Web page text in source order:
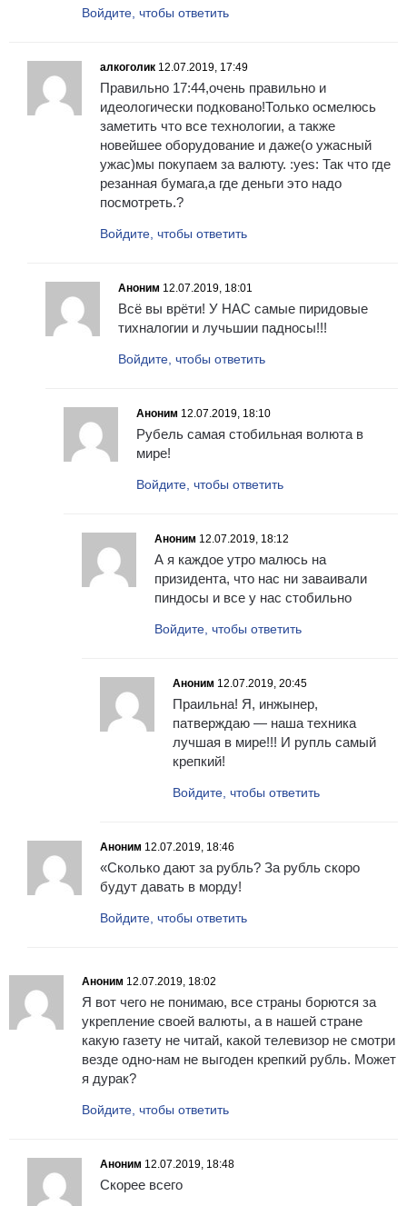
Войдите, чтобы ответить
алкоголик 12.07.2019, 17:49
Правильно 17:44,очень правильно и
идеологически подковано!Только осмелюсь
заметить что все технологии, а также
новейшее оборудование и даже(о ужасный
ужас)мы покупаем за валюту. :yes: Так что где
резанная бумага,а где деньги это надо
посмотреть.?
Войдите, чтобы ответить
Аноним 12.07.2019, 18:01
Всё вы врёти! У НАС самые пиридовые
тихналогии и лучьшии падносы!!!
Войдите, чтобы ответить
Аноним 12.07.2019, 18:10
Рубель самая стобильная волюта в
мире!
Войдите, чтобы ответить
Аноним 12.07.2019, 18:12
А я каждое утро малюсь на
призидента, что нас ни заваивали
пиндосы и все у нас стобильно
Войдите, чтобы ответить
Аноним 12.07.2019, 20:45
Праильна! Я, инжынер,
патверждаю — наша техника
лучшая в мире!!! И рупль самый
крепкий!
Войдите, чтобы ответить
Аноним 12.07.2019, 18:46
«Сколько дают за рубль? За рубль скоро
будут давать в морду!
Войдите, чтобы ответить
Аноним 12.07.2019, 18:02
Я вот чего не понимаю, все страны борются за
укрепление своей валюты, а в нашей стране
какую газету не читай, какой телевизор не смотри
везде одно-нам не выгоден крепкий рубль. Может
я дурак?
Войдите, чтобы ответить
Аноним 12.07.2019, 18:48
Скорее всего